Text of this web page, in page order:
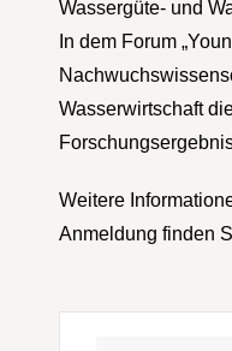
Wassergüte- und
In dem Forum
Wasserwirtschaft
Weitere
Anmeldung finden